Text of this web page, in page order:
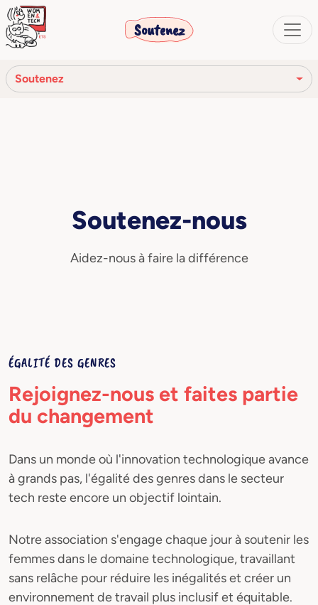
Soutenez
Soutenez
Faites un don de 5x1000
Soutenez-nous
Aidez-nous à faire la différence
ÉGALITÉ DES GENRES
Rejoignez-nous et faites partie
du changement
Dans un monde où l'innovation technologique avance
à grands pas, l'égalité des genres dans le secteur
tech reste encore un objectif lointain.
Notre association s'engage chaque jour à soutenir les
femmes dans le domaine technologique, travaillant
sans relâche pour réduire les inégalités et créer un
environnement de travail plus inclusif et équitable.